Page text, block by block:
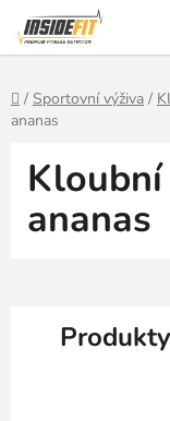
Přejít
na
obsah
Domů
/ Sportovní výživa /
ananas
ananas